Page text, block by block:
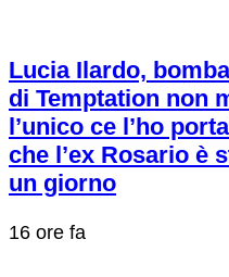
Lucia Ilardo,
di Temptation non
l’unico ce l’ho
che l’ex Rosario è
un giorno
16 ore fa